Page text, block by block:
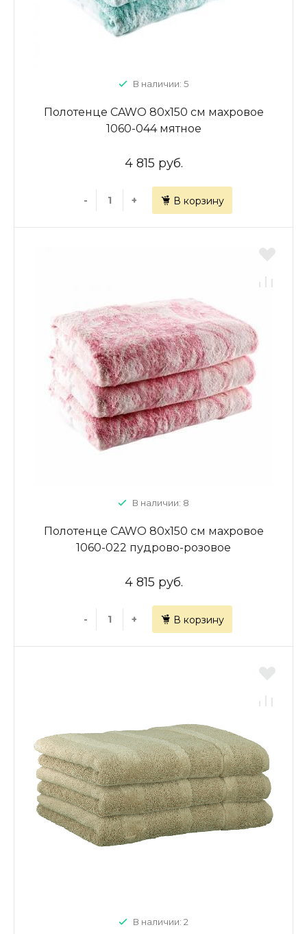
В наличии: 5
Полотенце CAWO 80х150 см махровое
1060-044 мятное
4 815 руб.
- + В корзину
В наличии: 8
Полотенце CAWO 80х150 см махровое
1060-022 пудрово-розовое
4 815 руб.
- + В корзину
В наличии: 2